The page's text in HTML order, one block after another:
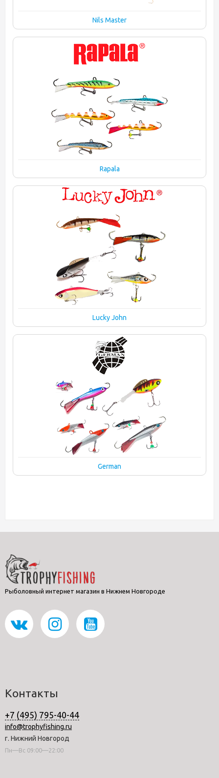
Nils Master
Rapala
Lucky John
German
Рыболовный интернет магазин в Нижнем Новгороде
Контакты
+7 (495) 795-40-44
info@trophyfishing.ru
г. Нижний Новгород
Пн—Вс 09:00—22:00